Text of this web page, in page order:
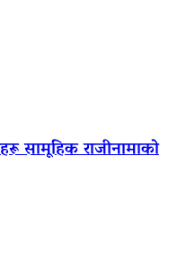
सामूहिक राजीनामाको